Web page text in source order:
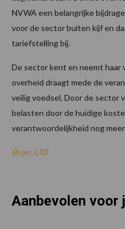
NVWA een belangrijke
voor de sector buiten kijf en
tariefstelling bij.
De sector kent en neemt haar
overheid draagt mede de
veilig voedsel. Door de sector
belasten door de huidige
verantwoordelijkheid nog
Bron: LTO
Aanbevolen voor